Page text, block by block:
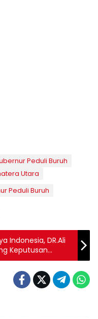
Peduli Buruh
Utara
Peduli Buruh
Indonesia, DR.Ali
Keputusan
Kereta Api